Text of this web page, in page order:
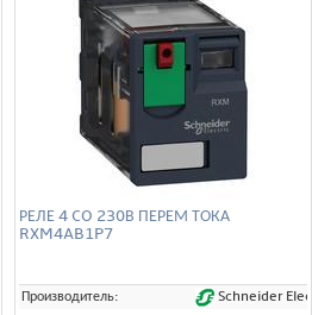
РЕЛЕ 4 CO 230В ПЕРЕМ ТОКА
RXM4AB1P7
Производитель: Schneider